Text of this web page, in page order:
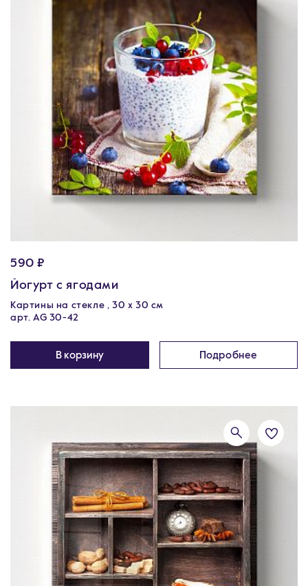
590 ₽
Йогурт с ягодами
Картины на стекле , 30 x 30 см
арт. AG 30-42
В корзину Подробнее